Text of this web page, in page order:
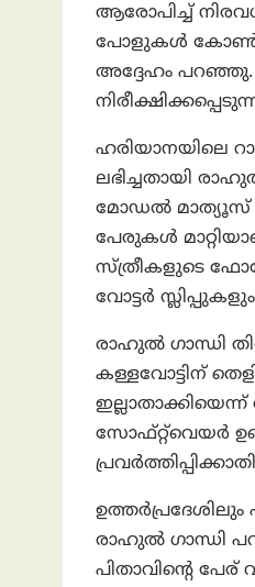
ആരോപിച്ച്
പോളുകൾ
അദ്ദേഹം പറഞ്ഞു.
ഹരിയാനയിലെ
ലഭിച്ചതായി
മോഡൽ മാത്യൂസ്
പേരുകൾ
സ്ത്രീകളുടെ
വോട്ടർ
രാഹുൽ ഗാന്ധി
കള്ളവോട്ടിന്
സോഫ്റ്റ്‌വെയർ
രാഹുൽ ഗാന്ധി
പിതാവിന്റെ